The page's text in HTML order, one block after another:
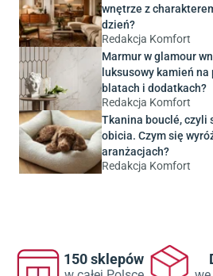
wnętrze z
dzień?
Redakcja Komfort
Marmur w glamour
luksusowy kamień na
blatach i dodatkach?
Redakcja Komfort
Tkanina bouclé, czyli
obicia. Czym się
aranżacjach?
Redakcja Komfort
150 sklepów